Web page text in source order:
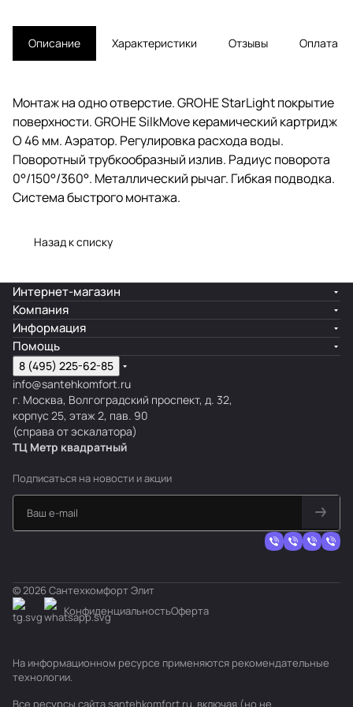
Описание Характеристики Отзывы Оплата
Монтаж на одно отверстие. GROHE StarLight покрытие
поверхности. GROHE SilkMove керамический картридж
O 46 мм. Аэратор. Регулировка расхода воды.
Поворотный трубкообразный излив. Радиус поворота
0°/150°/360°. Металлический рычаг. Гибкая подводка.
Система быстрого монтажа.
Назад к списку
Интернет-магазин
Компания
Информация
Помощь
8 (495) 225-62-85
info@santehkomfort.ru
г. Москва, Волгоградский проспект, д. 32,
корпус 25, этаж 2, пав. 90
(справа от эскалатора)
ТЦ Метр квадратный
Подписаться на новости и акции
© 2026 Сантехкомфорт Элит
КонфиденциальностьОферта
На информационном ресурсе применяются рекомендательные
технологии.
Все ресурсы сайта santehkomfort.ru, включая (но не